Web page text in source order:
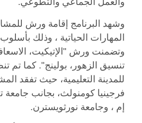
وشهد البرنامج إقامة ورش
المهارات الحياتية ، وذلك
وتضمنت ورش "الإتيكيت،
تنسيق الزهور، بولينج". كما تم
للمدينة التعليمية، حيث تفقد
فرجينيا كومنولث، بجانب جامعة
إم ، وجامعة نورثويسترن.